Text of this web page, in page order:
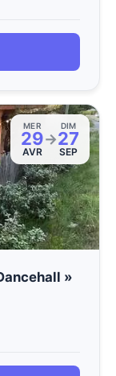
MER
29
AVR
→
DIM
27
SEP
»